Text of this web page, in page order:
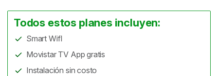
Todos estos planes incluyen:
Smart WifI
Movistar TV App gratis
Instalación sin costo